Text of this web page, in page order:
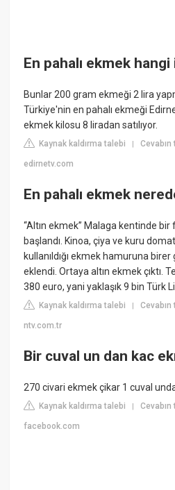
En pahalı ekmek hangi
Bunlar 200 gram ekmeği 2 lira
Türkiye'nin en pahalı ekmeği
ekmek kilosu 8 liradan satılıyor.
Kaynak kaldırma talebi |Cevabın
edirnetv.com
En pahalı ekmek
“Altın ekmek” Malaga kentinde bir
başlandı. Kinoa, çiya ve kuru
kullanıldığı ekmek hamuruna
eklendi. Ortaya altın ekmek çıktı.
380 euro, yani yaklaşık 9 bin Türk
Kaynak kaldırma talebi |Cevabın
ntv.com.tr
Bir cuval un dan kac
270 civari ekmek çikar 1 cuval
Kaynak kaldırma talebi |Cevabın
facebook.com